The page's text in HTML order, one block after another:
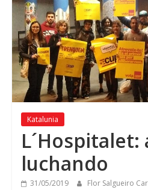
Katalunia
L´Hospitalet:
luchando
31/05/2019 Flor Salgueiro